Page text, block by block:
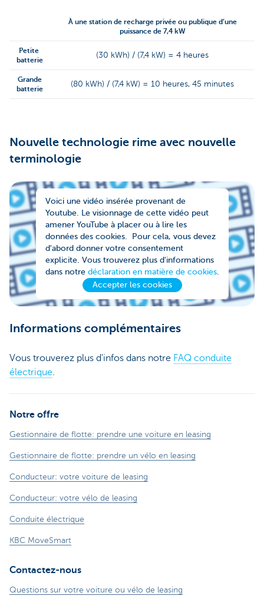
À une station de recharge privée ou publique d’une
puissance de 7,4 kW
Petite
batterie
(30 kWh) / (7,4 kW) = 4 heures
Grande
batterie
(80 kWh) / (7,4 kW) = 10 heures, 45 minutes
Nouvelle technologie rime avec nouvelle
terminologie
Voici une vidéo insérée provenant de
Youtube. Le visionnage de cette vidéo peut
amener YouTube à placer ou à lire les
données des cookies. Pour cela, vous devez
d'abord donner votre consentement
explicite. Vous trouverez plus d'informations
dans notre déclaration en matière de cookies.
Accepter les cookies
Informations complémentaires
Vous trouverez plus d'infos dans notre FAQ conduite
électrique.
Notre offre
Gestionnaire de flotte: prendre une voiture en leasing
Gestionnaire de flotte: prendre un vélo en leasing
Conducteur: votre voiture de leasing
Conducteur: votre vélo de leasing
Conduite électrique
KBC MoveSmart
Contactez-nous
Questions sur votre voiture ou vélo de leasing